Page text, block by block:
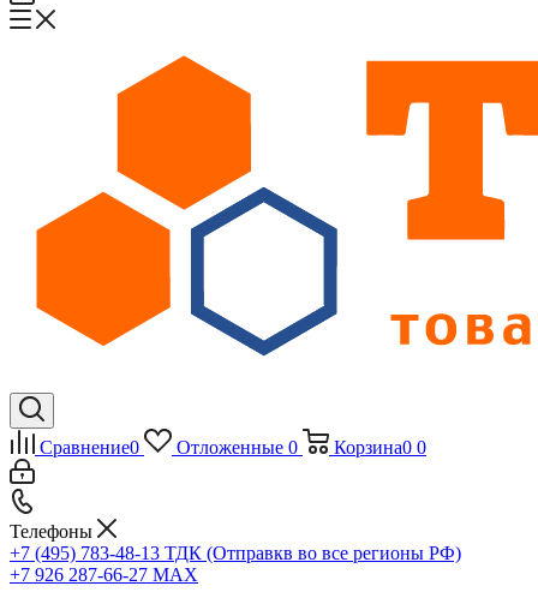
Сравнение0 Отложенные 0 Корзина0 0
Телефоны
+7 (495) 783-48-13 ТДК (Отправкв во все регионы РФ)
+7 926 287-66-27 МАХ